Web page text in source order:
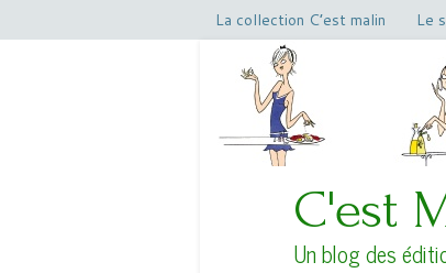
La collection C’est malin Le
C'est
Un blog des